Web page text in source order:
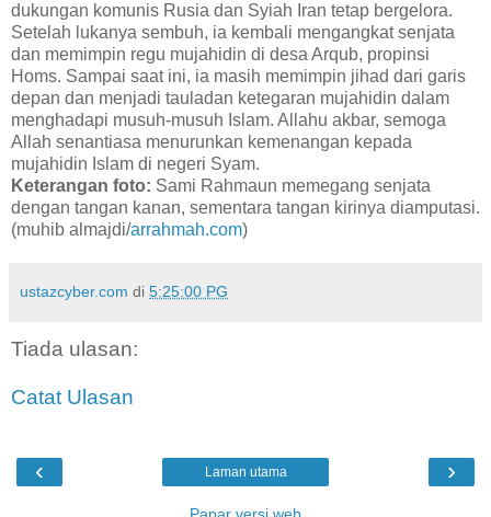
dukungan komunis Rusia dan Syiah Iran tetap bergelora.
Setelah lukanya sembuh, ia kembali mengangkat senjata
dan memimpin regu mujahidin di desa Arqub, propinsi
Homs. Sampai saat ini, ia masih memimpin jihad dari garis
depan dan menjadi tauladan ketegaran mujahidin dalam
menghadapi musuh-musuh Islam. Allahu akbar, semoga
Allah senantiasa menurunkan kemenangan kepada
mujahidin Islam di negeri Syam.
Keterangan foto: Sami Rahmaun memegang senjata
dengan tangan kanan, sementara tangan kirinya diamputasi.
(muhib almajdi/arrahmah.com)
ustazcyber.com di 5:25:00 PG
Tiada ulasan:
Catat Ulasan
‹ ›
Laman utama